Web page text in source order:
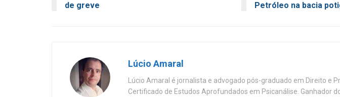
de greve
Petróleo na bacia
Lúcio Amaral
Lúcio Amaral é jornalista e advogado pós-graduado em Direito e
Certificado de Estudos Aprofundados em Psicanálise. Ganhador